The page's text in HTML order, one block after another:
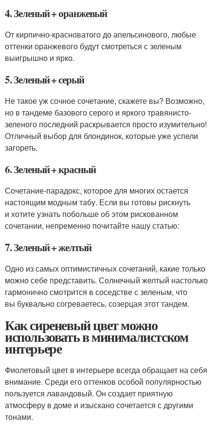
4. Зеленый + оранжевый
От кирпично-красноватого до апельсинового, любые
оттенки оранжевого будут смотреться с зеленым
выигрышно и ярко.
5. Зеленый + серый
Не такое уж сочное сочетание, скажете вы? Возможно,
но в тандеме базового серого и яркого травянисто-
зеленого последний раскрывается просто изумительно!
Отличный выбор для блондинок, которые уже успели
загореть.
6. Зеленый + красный
Сочетание-парадокс, которое для многих остается
настоящим модным табу. Если вы готовы рискнуть
и хотите узнать побольше об этом рискованном
сочетании, непременно почитайте нашу статью:
7. Зеленый + желтый
Одно из самых оптимистичных сочетаний, какие только
можно себе представить. Солнечный желтый настолько
гармонично смотрится в соседстве с зеленым, что
вы буквально согреваетесь, созерцая этот тандем.
Как сиреневый цвет можно
использовать в минималистском
интерьере
Фиолетовый цвет в интерьере всегда обращает на себя
внимание. Среди его оттенков особой популярностью
пользуется лавандовый. Он создает приятную
атмосферу в доме и изыскано сочетается с другими
тонами.